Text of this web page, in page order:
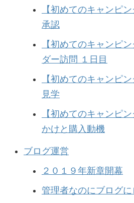
【初めてのキャンピ
承認
【初めてのキャンピ
ダー訪問 １日目
【初めてのキャンピ
見学
【初めてのキャンピ
かけと購入動機
ブログ運営
２０１９年新章開幕
管理者なのにブログ